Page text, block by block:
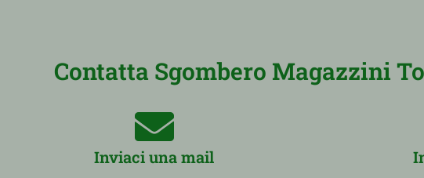
Contatta Sgombero Magazzini
Inviaci una mail